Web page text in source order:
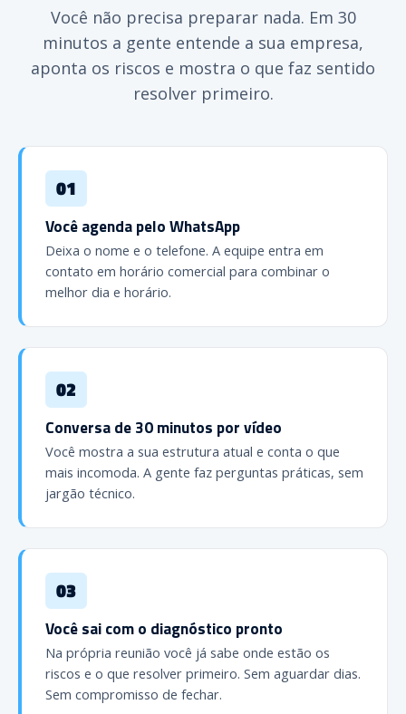
Você não precisa preparar nada. Em 30
minutos a gente entende a sua empresa,
aponta os riscos e mostra o que faz sentido
resolver primeiro.
01
Você agenda pelo WhatsApp
Deixa o nome e o telefone. A equipe entra em
contato em horário comercial para combinar o
melhor dia e horário.
02
Conversa de 30 minutos por vídeo
Você mostra a sua estrutura atual e conta o que
mais incomoda. A gente faz perguntas práticas, sem
jargão técnico.
03
Você sai com o diagnóstico pronto
Na própria reunião você já sabe onde estão os
riscos e o que resolver primeiro. Sem aguardar dias.
Sem compromisso de fechar.